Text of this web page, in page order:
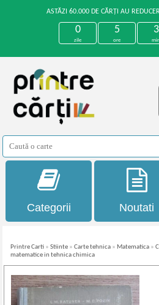
ASTĂZI 60.000 DE CĂRȚI AU
0
zile
5
ore
3
Categorii Noutati
Printre Carti »Stiinte »Carte tehnica » Matematica »
matematice in tehnica chimica